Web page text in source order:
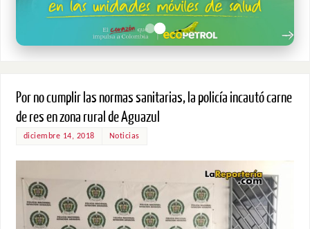
Por no cumplir las normas sanitarias, la policía incautó carne
de res en zona rural de Aguazul
diciembre 14, 2018 Noticias